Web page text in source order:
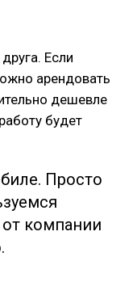
Если
арендовать
дешевле
будет
Просто
компании